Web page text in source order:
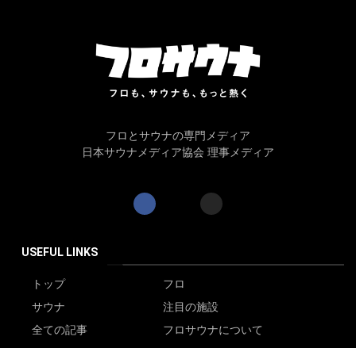
フロとサウナの専門メディア
日本サウナメディア協会 理事メディア
USEFUL LINKS
トップ
フロ
サウナ
注目の施設
全ての記事
フロサウナについて